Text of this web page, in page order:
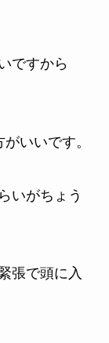
ですから
いいです。
いがちょう
張で頭に入